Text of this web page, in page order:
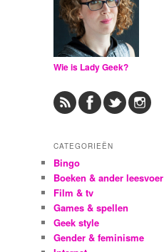
Wie is Lady Geek?
CATEGORIEËN
Bingo
Boeken & ander leesvoer
Film & tv
Games & spellen
Geek style
Gender & feminisme